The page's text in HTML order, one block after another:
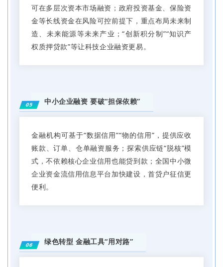
可在多层次资本市场融资；政府投资基金、保险资
金等长线资金在风险可控前提下，重点布局未来制
造、未来能源等未来产业；“创新积分制”“知识产
权质押贷款”等让科技企业融资更易。
05 中小企业融资 要破“担保依赖”
金融机构可基于“数据信用”“物的信用”，提供应收
账款、订单、仓单融资服务；探索供应链“脱核”模
式，不依赖核心企业信用也能贷到款；全国中小微
企业资金流信用信息平台加快建设，首贷户征信更
便利。
06 绿色转型 金融工具“用对路”